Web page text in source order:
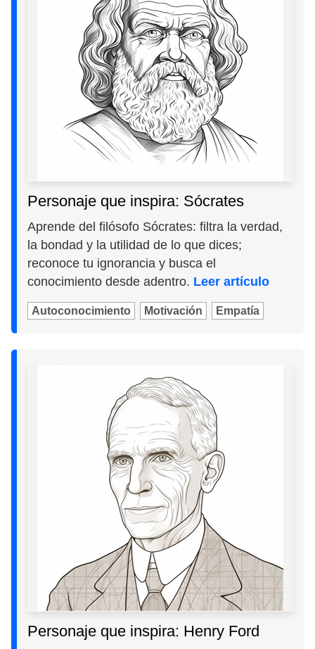
Personaje que inspira: Sócrates
Aprende del filósofo Sócrates: filtra la verdad,
la bondad y la utilidad de lo que dices;
reconoce tu ignorancia y busca el
conocimiento desde adentro. Leer artículo
Autoconocimiento Motivación Empatía
Personaje que inspira: Henry Ford